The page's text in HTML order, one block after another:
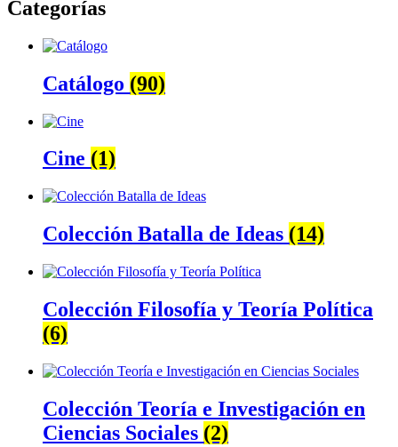
Categorías
Catálogo (90)
Cine (1)
Colección Batalla de Ideas (14)
Colección Filosofía y Teoría Política
(6)
Colección Teoría e Investigación en
Ciencias Sociales (2)